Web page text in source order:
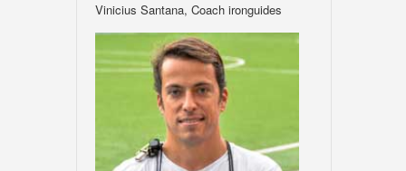
Vinicius Santana, Coach ironguides